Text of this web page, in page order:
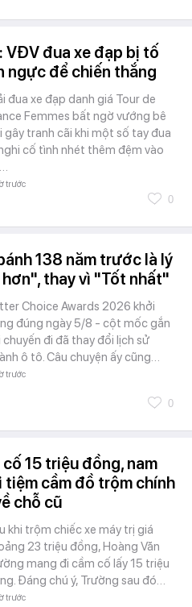
VĐV đua xe đạp bị tố
ngực để chiến thắng
đua xe đạp danh giá Tour de
Femmes bất ngờ vướng bê
gây tranh cãi khi một số tay đua
cố tình nhét thêm đệm vào
trước
0
138 năm trước là lý
thay vì "Tốt nhất"
Choice Awards 2026 khởi
đúng ngày 5/8 - cột mốc gắn
chuyến đi đã thay đổi lịch sử
ô tô. Câu chuyện ấy cũng…
trước
0
15 triệu đồng, nam
tiệm cầm đồ trộm chính
chỗ cũ
khi trộm chiếc xe máy trị giá
23 triệu đồng, Hoàng Văn
mang đi cầm cố lấy 15 triệu
Đáng chú ý, Trường sau đó…
trước